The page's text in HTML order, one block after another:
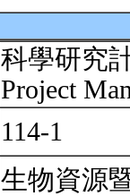
科學研究
Project
114-1
生物資源